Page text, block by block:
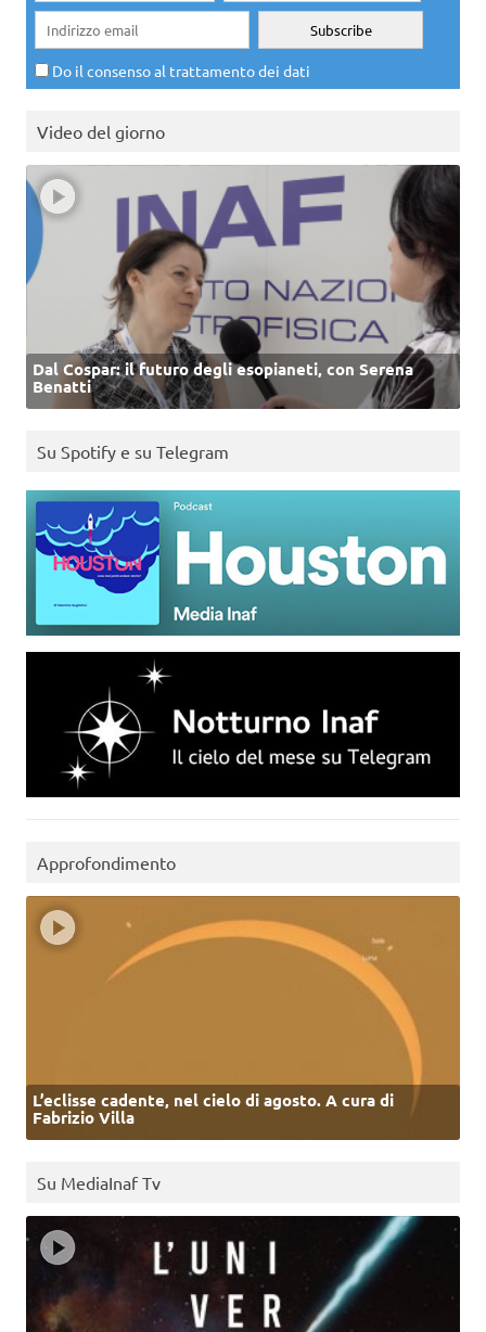
Do il consenso al trattamento dei dati
Video del giorno
Dal Cospar: il futuro degli esopianeti, con Serena
Benatti
Su Spotify e su Telegram
Approfondimento
L’eclisse cadente, nel cielo di agosto. A cura di
Fabrizio Villa
Su MediaInaf Tv